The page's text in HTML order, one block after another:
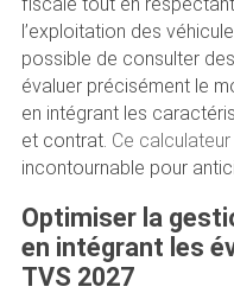
l’exploitation des
possible de consulter
évaluer précisément le
en intégrant les
et contrat. Ce
incontournable pour
Optimiser la
en intégrant les
TVS 2027